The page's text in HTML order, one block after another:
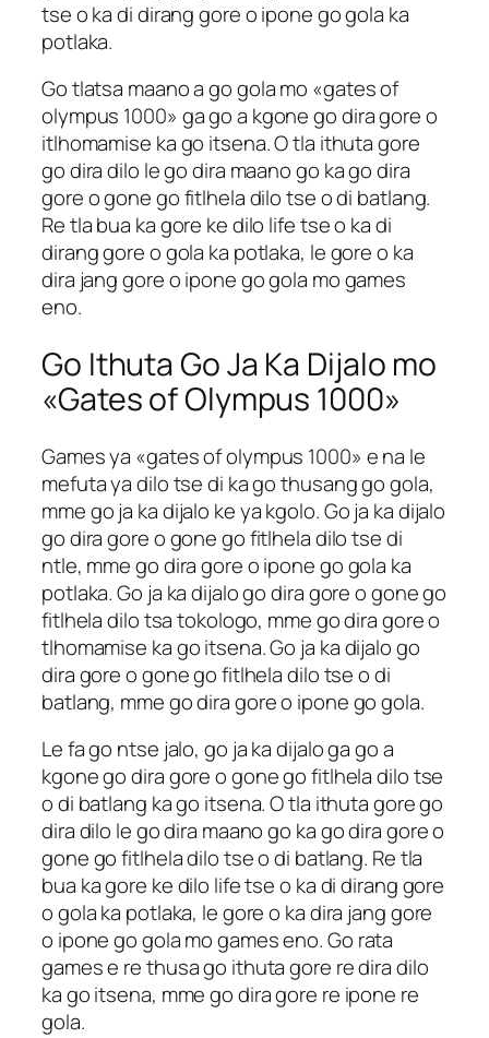
tse o ka di dirang gore o ipone go gola ka
potlaka.
Go tlatsa maano a go gola mo «gates of
olympus 1000» ga go a kgone go dira gore o
itlhomamise ka go itsena. O tla ithuta gore
go dira dilo le go dira maano go ka go dira
gore o gone go fitlhela dilo tse o di batlang.
Re tla bua ka gore ke dilo life tse o ka di
dirang gore o gola ka potlaka, le gore o ka
dira jang gore o ipone go gola mo games
eno.
Go Ithuta Go Ja Ka Dijalo mo
«Gates of Olympus 1000»
Games ya «gates of olympus 1000» e na le
mefuta ya dilo tse di ka go thusang go gola,
mme go ja ka dijalo ke ya kgolo. Go ja ka dijalo
go dira gore o gone go fitlhela dilo tse di
ntle, mme go dira gore o ipone go gola ka
potlaka. Go ja ka dijalo go dira gore o gone go
fitlhela dilo tsa tokologo, mme go dira gore o
tlhomamise ka go itsena. Go ja ka dijalo go
dira gore o gone go fitlhela dilo tse o di
batlang, mme go dira gore o ipone go gola.
Le fa go ntse jalo, go ja ka dijalo ga go a
kgone go dira gore o gone go fitlhela dilo tse
o di batlang ka go itsena. O tla ithuta gore go
dira dilo le go dira maano go ka go dira gore o
gone go fitlhela dilo tse o di batlang. Re tla
bua ka gore ke dilo life tse o ka di dirang gore
o gola ka potlaka, le gore o ka dira jang gore
o ipone go gola mo games eno. Go rata
games e re thusa go ithuta gore re dira dilo
ka go itsena, mme go dira gore re ipone re
gola.